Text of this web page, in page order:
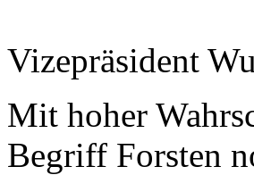
Vizepräsident
Mit hoher
Begriff Forsten